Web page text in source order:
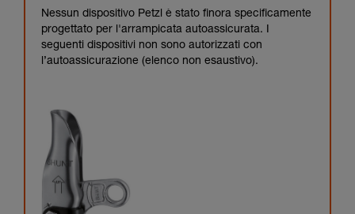
Nessun dispositivo Petzl è stato finora specificamente
progettato per l'arrampicata autoassicurata. I
seguenti dispositivi non sono autorizzati con
l’autoassicurazione (elenco non esaustivo).